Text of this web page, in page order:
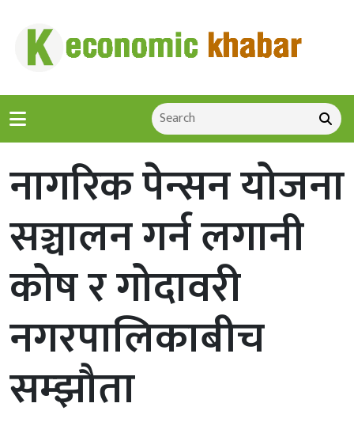
नागरिक पेन्सन योजना
सञ्चालन गर्न लगानी
कोष र गोदावरी
नगरपालिकाबीच
सम्झौता